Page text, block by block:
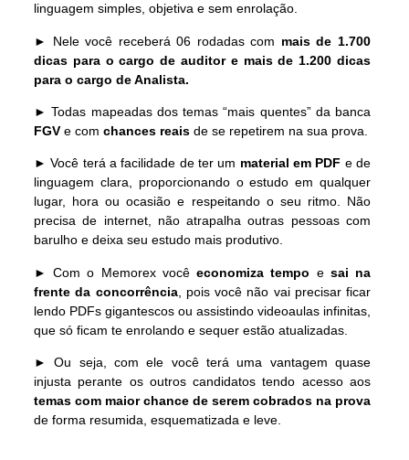
linguagem simples, objetiva e sem enrolação.
► Nele você receberá 06 rodadas com mais de 1.700
dicas para o cargo de auditor e mais de 1.200 dicas
para o cargo de Analista.
► Todas mapeadas dos temas “mais quentes” da banca
FGV e com chances reais de se repetirem na sua prova.
►Você terá a facilidade de ter um material em PDF e de
linguagem clara, proporcionando o estudo em qualquer
lugar, hora ou ocasião e respeitando o seu ritmo. Não
precisa de internet, não atrapalha outras pessoas com
barulho e deixa seu estudo mais produtivo.
►Com o Memorex vocêeconomiza tempo e sai na
frente da concorrência, pois você não vai precisar ficar
lendo PDFs gigantescos ou assistindo videoaulas infinitas,
que só ficam te enrolando e sequer estão atualizadas.
► Ou seja, com ele você terá uma vantagem quase
injusta perante os outros candidatos tendo acesso aos
temas com maior chance de serem cobrados na prova
de forma resumida, esquematizada e leve.